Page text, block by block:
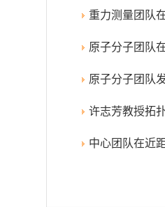
重力测量团队
原子分子团队
原子分子团队
许志芳教授拓
中心团队在近